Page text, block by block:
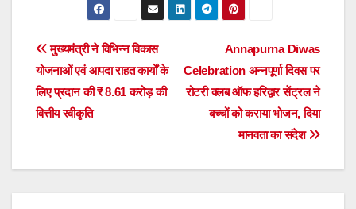
Post
navigation
Annapurna Diwas
Celebration अन्नपूर्णा दिवस पर
रोटरी क्लब ऑफ हरिद्वार सेंट्रल ने
बच्चों को कराया भोजन, दिया
मानवता का संदेश
मुख्यमंत्री ने विभिन्न विकास
योजनाओं एवं आपदा राहत कार्यों के
लिए प्रदान की ₹ 8.61 करोड़ की
वित्तीय स्वीकृति